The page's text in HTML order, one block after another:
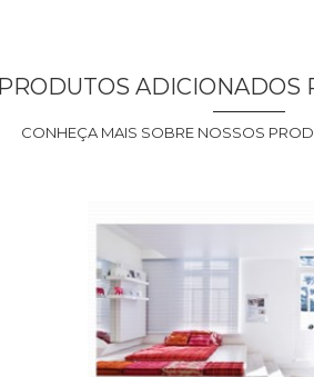
ADICIONADOS
CONHEÇA MAIS SOBRE NOSSOS